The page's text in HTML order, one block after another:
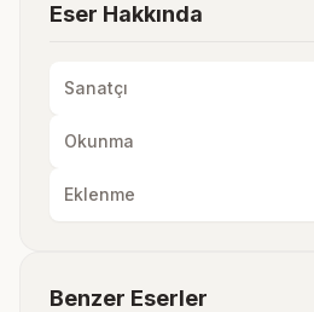
Eser Hakkında
Sanatçı
Okunma
Eklenme
Benzer Eserler